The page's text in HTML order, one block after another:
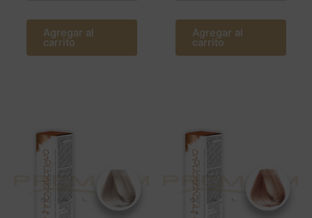
Agregar al
carrito
Agregar al
carrito